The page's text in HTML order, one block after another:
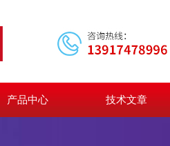
产品中心 技术文章